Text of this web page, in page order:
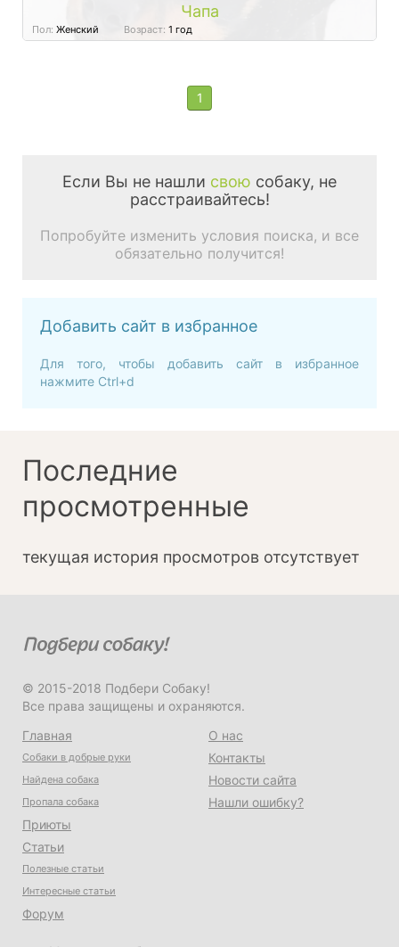
Чапа
Пол: Женский Возраст: 1 год
1
Если Вы не нашли свою собаку, не
расстраивайтесь!
Попробуйте изменить условия поиска, и все
обязательно получится!
Добавить сайт в избранное
Для того, чтобы добавить сайт в избранное
нажмите Ctrl+d
Последние
просмотренные
текущая история просмотров отсутствует
© 2015-2018 Подбери Собаку!
Все права защищены и охраняются.
Главная
Собаки в добрые руки
Найдена собака
Пропала собака
Приюты
Статьи
Полезные статьи
Интересные статьи
Форум
О нас
Контакты
Новости сайта
Нашли ошибку?